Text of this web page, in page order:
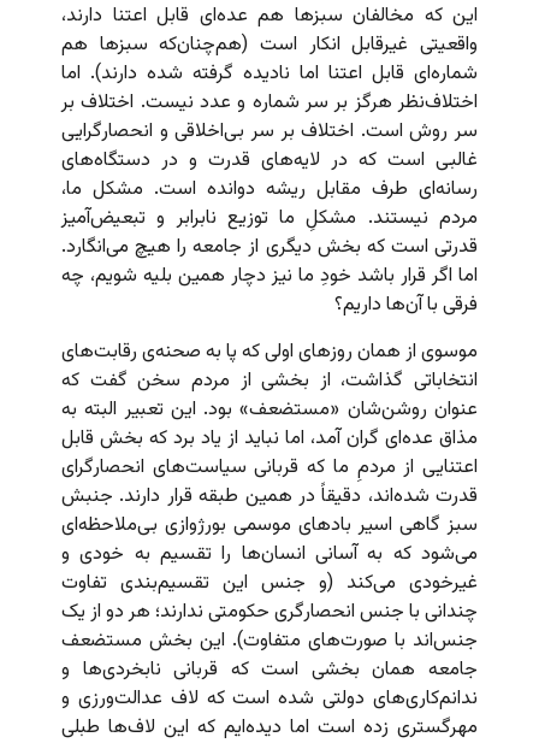
این که مخالفان سبزها هم عده‌ای قابل اعتنا دارند،
واقعیتی غیرقابل انکار است (هم‌چنان‌که سبزها هم
شماره‌ای قابل اعتنا اما نادیده گرفته شده دارند). اما
اختلاف‌نظر هرگز بر سر شماره و عدد نیست. اختلاف بر
سر روش است. اختلاف بر سر بی‌اخلاقی و انحصارگرایی
غالبی است که در لایه‌های قدرت و در دستگاه‌های
رسانه‌ای طرف مقابل ریشه دوانده است. مشکل ما،
مردم نیستند. مشکلِ ما توزیع نابرابر و تبعیض‌آمیز
قدرتی است که بخش دیگری از جامعه را هیچ می‌انگارد.
اما اگر قرار باشد خودِ ما نیز دچار همین بلیه شویم، چه
فرقی با آن‌ها داریم؟
موسوی از همان روزهای اولی که پا به صحنه‌ی رقابت‌های
انتخاباتی گذاشت، از بخشی از مردم سخن گفت که
عنوان روشن‌شان «مستضعف» بود. این تعبیر البته به
مذاق عده‌ای گران آمد، اما نباید از یاد برد که بخش قابل
اعتنایی از مردمِ ما که قربانی سیاست‌های انحصارگرای
قدرت شده‌اند، دقیقاً در همین طبقه قرار دارند. جنبش
سبز گاهی اسیر بادهای موسمی بورژوازی بی‌ملاحظه‌ای
می‌شود که به آسانی انسان‌ها را تقسیم به خودی و
غیرخودی می‌کند (و جنس این تقسیم‌بندی تفاوت
چندانی با جنس انحصارگری حکومتی ندارند؛ هر دو از یک
جنس‌اند با صورت‌های متفاوت). این بخش مستضعف
جامعه همان بخشی است که قربانی نابخردی‌ها و
ندانم‌کاری‌های دولتی شده است که لاف عدالت‌ورزی و
مهرگستری زده است اما دیده‌ایم که این لاف‌ها طبلی